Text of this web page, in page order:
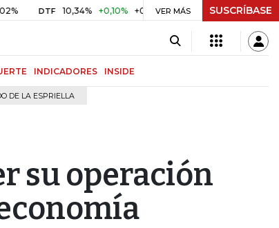
DTF 10,34% +0,10% +0,98% UVR $ 416,91 +$ 0,05
VER MÁS SUSCRÍBASE
INDICADORES INSIDE
DE LA ESPRIELLA
su operación